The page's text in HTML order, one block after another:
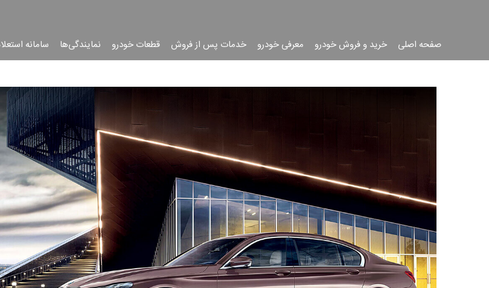
صفحه اصلی خرید و فروش خودرو معرفی خودرو خدمات پس از فروش قطعات خودرو نمایندگی‌ها سامانه
جست